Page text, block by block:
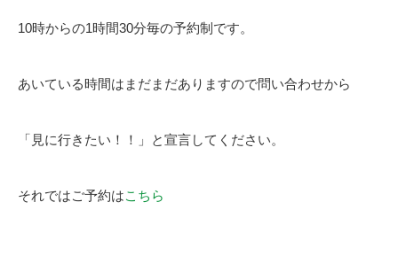
10時からの1時間30分毎の予約制です。
あいている時間はまだまだありますので問い合わせから
「見に行きたい！！」と宣言してください。
それではご予約はこちら